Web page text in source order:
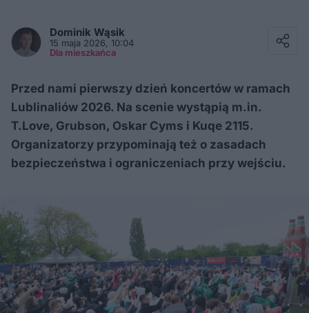
Dominik Wąsik
15 maja 2026, 10:04
Dla mieszkańca
Przed nami pierwszy dzień koncertów w ramach
Lublinaliów 2026. Na scenie wystąpią m.in.
T.Love, Grubson, Oskar Cyms i Kuqe 2115.
Organizatorzy przypominają też o zasadach
bezpieczeństwa i ograniczeniach przy wejściu.